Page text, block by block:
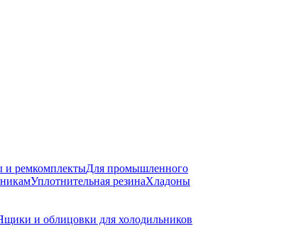
и ремкомплектыДля промышленного
Уплотнительная резинаХладоны
и облицовки для холодильников